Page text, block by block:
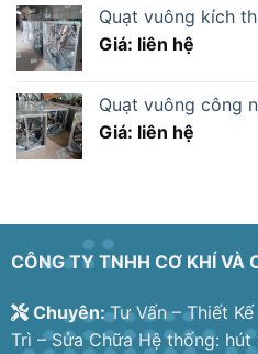
Quạt vuông kích
Giá: liên hệ
Quạt vuông công
Giá: liên hệ
CÔNG TY TNHH CƠ KHÍ VÀ
Chuyên:Tư Vấn – Thiết
Trì – Sửa Chữa Hệ thống: